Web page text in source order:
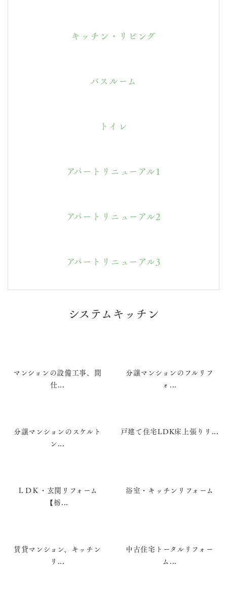
キッチン・リビング
バスルーム
トイレ
アパートリニューアル1
アパートリニューアル2
アパートリニューアル3
システムキッチン
マンションの設備工事、間
仕...
分譲マンションのフルリフ
ォ...
分譲マンションのスケルト
ン...
戸建て住宅LDK床上張りリ...
ＬＤＫ・玄関リフォーム
【栃...
浴室・キッチンリフォーム
賃貸マンション、キッチン
リ...
中古住宅トータルリフォー
ム...